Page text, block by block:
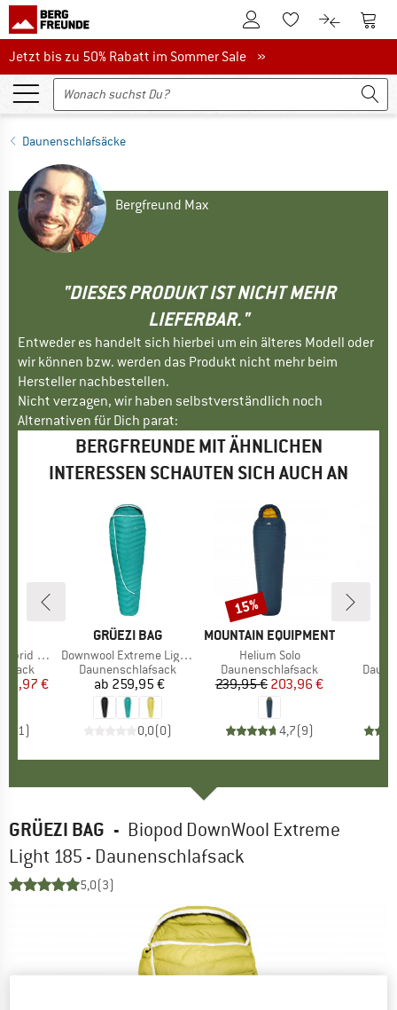
Zum KundenkontoZum Merkzettel.
Zum Zum
Jetzt bis zu 50% Rabatt im Sommer Sale
Jetzt bis zu 50% Rabatt im Sommer Sale »
Daunenschlafsäcke
Bergfreund Max
"DIESES PRODUKT IST NICHT MEHR
LIEFERBAR."
Entweder es handelt sich hierbei um ein älteres Modell oder
wir können bzw. werden das Produkt nicht mehr beim
Hersteller nachbestellen.
Nicht verzagen, wir haben selbstverständlich noch
Alternativen für Dich parat:
BERGFREUNDE MIT ÄHNLICHEN
INTERESSEN SCHAUTEN SICH AUCH AN
Bag
Preis
€
1)
MARKE
GRÜEZI BAG
Artikel
Downwool Extreme Light 2.0
Produktgruppe
Daunenschlafsack
Preis
ab 259,95 €
0,0(0)
MARKE
MOUNTAIN EQUIPMENT
Artikel
Helium Solo
Produktgruppe
Daunenschlafsack
Preis
239,95 € reduzierter Preis
203,96 €
4,7(9)
Rabatt
15%
GRÜEZI BAG - Biopod DownWool Extreme
Light 185 - Daunenschlafsack
5,0(3)